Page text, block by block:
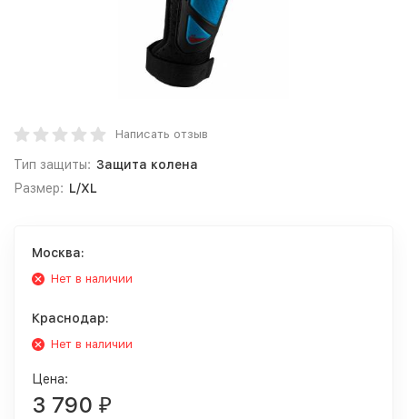
Написать отзыв
Тип защиты: Защита колена
Размер: L/XL
Москва:
Нет в наличии
Краснодар:
Нет в наличии
Цена:
3 790 ₽